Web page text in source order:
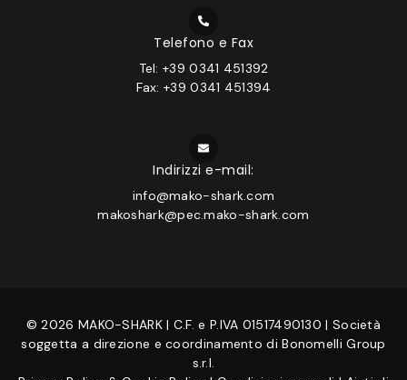
Telefono e Fax
Tel: +39 0341 451392
Fax: +39 0341 451394
Indirizzi e-mail:
info@mako-shark.com
makoshark@pec.mako-shark.com
© 2026 MAKO-SHARK | C.F. e P.IVA 01517490130 | Società
soggetta a direzione e coordinamento di Bonomelli Group
s.r.l.